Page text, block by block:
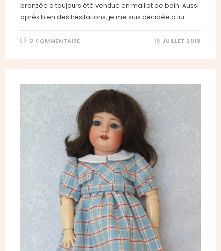
bronzée a toujours été vendue en maillot de bain. Aussi
après bien des hésitations, je me suis décidée à lui…
0 COMMENTAIRE 19 JUILLET 2018